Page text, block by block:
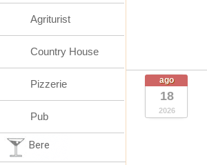
ago
18
2026
Agriturist
Country House
Pizzerie
Pub
Bere